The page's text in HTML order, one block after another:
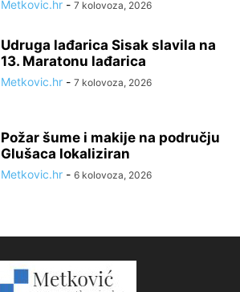
Metkovic.hr - 7 kolovoza, 2026
Udruga lađarica Sisak slavila na
13. Maratonu lađarica
Metkovic.hr - 7 kolovoza, 2026
Požar šume i makije na području
Glušaca lokaliziran
Metkovic.hr - 6 kolovoza, 2026